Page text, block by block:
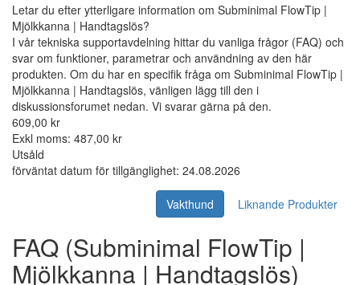
Letar du efter ytterligare information om Subminimal FlowTip |
Mjölkkanna | Handtagslös?
I vår tekniska supportavdelning hittar du vanliga frågor (FAQ) och
svar om funktioner, parametrar och användning av den här
produkten. Om du har en specifik fråga om Subminimal FlowTip |
Mjölkkanna | Handtagslös, vänligen lägg till den i
diskussionsforumet nedan. Vi svarar gärna på den.
609,00 kr
Exkl moms: 487,00 kr
Utsåld
förväntat datum för tillgänglighet: 24.08.2026
Vakthund Liknande Produkter
FAQ (Subminimal FlowTip |
Mjölkkanna | Handtagslös)